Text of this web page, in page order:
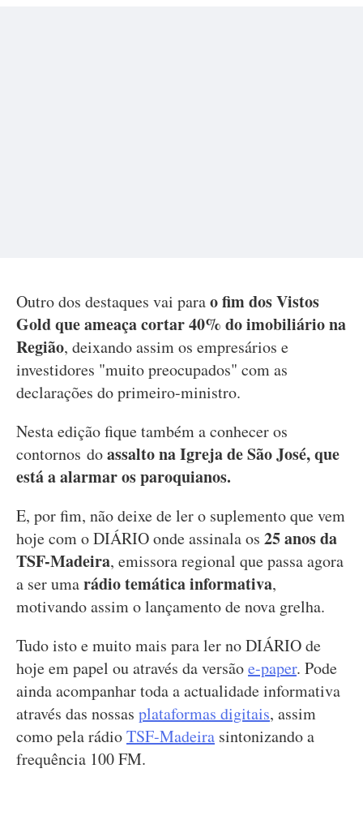
Outro dos destaques vai parao fim dos Vistos
Gold que ameaça cortar 40% do imobiliário na
Região, deixando assim os empresários e
investidores "muito preocupados" com as
declarações do primeiro-ministro.
Nesta edição fique também a conhecer os
contornos doassalto na Igreja de São José, que
está a alarmar os paroquianos.
E, por fim, não deixe de ler o suplemento que vem
hoje com o DIÁRIO onde assinala os 25 anos da
TSF-Madeira, emissora regional que passa agora
a ser umarádio temática informativa,
motivando assim o lançamento de nova grelha.
Tudo isto e muito mais para ler no DIÁRIO de
hoje em papel ou através da versãoe-paper. Pode
ainda acompanhar toda a actualidade informativa
através das nossas plataformas digitais, assim
como pela rádioTSF-Madeira sintonizando a
frequência 100 FM.